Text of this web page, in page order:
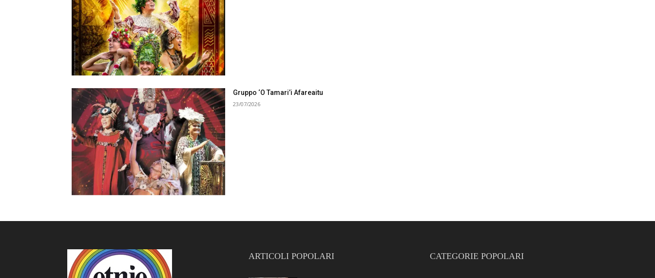
Gruppo ‘O Tamari’i Afareaitu
23/07/2026
ARTICOLI POPOLARI CATEGORIE POPOLARI